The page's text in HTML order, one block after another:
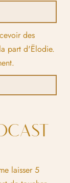
des
part d'Ëlodie.
laisser 5